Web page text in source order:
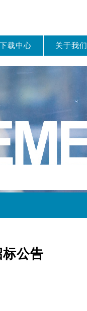
下载中心 关于我们
公告